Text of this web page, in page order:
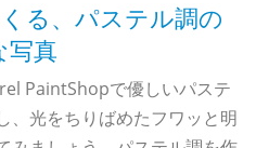
る、パステル調の
写真
PaintShopで優しいパステ
、光をちりばめたフワッと明